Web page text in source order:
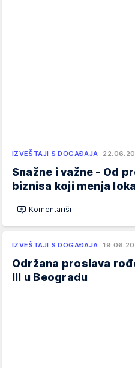
IZVEŠTAJI S DOGAĐAJA
Snažne i važne - Od
biznisa koji menja
Komentariši
IZVEŠTAJI S DOGAĐAJA
Održana proslava
III u Beogradu